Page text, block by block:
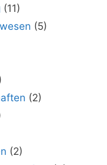
(11)
(5)
(2)
(2)